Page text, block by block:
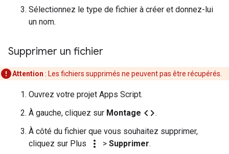
Sélectionnez le type de fichier à créer et donnez-lui
un nom.
Supprimer un fichier
Attention : Les fichiers supprimés ne peuvent pas être récupérés.
Ouvrez votre projet Apps Script.
À gauche, cliquez sur Montage code.
À côté du fichier que vous souhaitez supprimer,
cliquez sur Plus
more_vert > Supprimer.